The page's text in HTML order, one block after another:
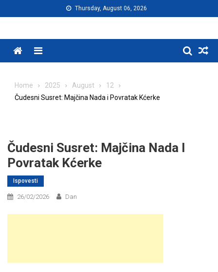
to
Thursday, August 06, 2026
Menu
Home 2025 August
12
Čudesni Susret: Majčina Nada i Povratak Kćerke
Čudesni Susret: Majčina Nada I
Povratak Kćerke
Ispovesti
26/02/2026 Dan